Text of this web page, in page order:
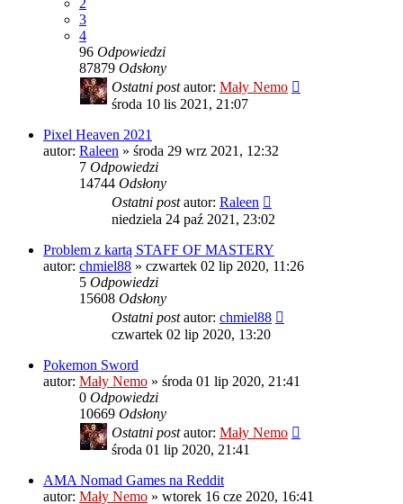
2
3
4
96 Odpowiedzi
87879 Odsłony
Ostatni postautor: Mały Nemo
środa 10 lis 2021, 21:07
Pixel Heaven 2021
autor: Raleen » środa 29 wrz 2021, 12:32
7 Odpowiedzi
14744 Odsłony
Ostatni postautor: Raleen
niedziela 24 paź 2021, 23:02
Problem z kartą STAFF OF MASTERY
autor: chmiel88 » czwartek 02 lip 2020, 11:26
5 Odpowiedzi
15608 Odsłony
Ostatni postautor: chmiel88
czwartek 02 lip 2020, 13:20
Pokemon Sword
autor: Mały Nemo » środa 01 lip 2020, 21:41
0 Odpowiedzi
10669 Odsłony
Ostatni postautor: Mały Nemo
środa 01 lip 2020, 21:41
AMA Nomad Games na Reddit
autor: Mały Nemo » wtorek 16 cze 2020, 16:41